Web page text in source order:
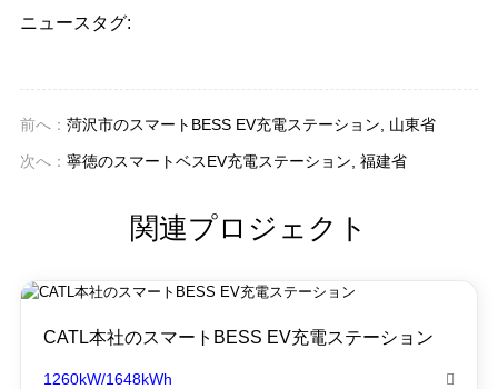
ニュースタグ:
前へ： 菏沢市のスマートBESS EV充電ステーション, 山東省
次へ： 寧徳のスマートベスEV充電ステーション, 福建省
関連プロジェクト
CATL本社のスマートBESS EV充電ステーション
1260kW/1648kWh 